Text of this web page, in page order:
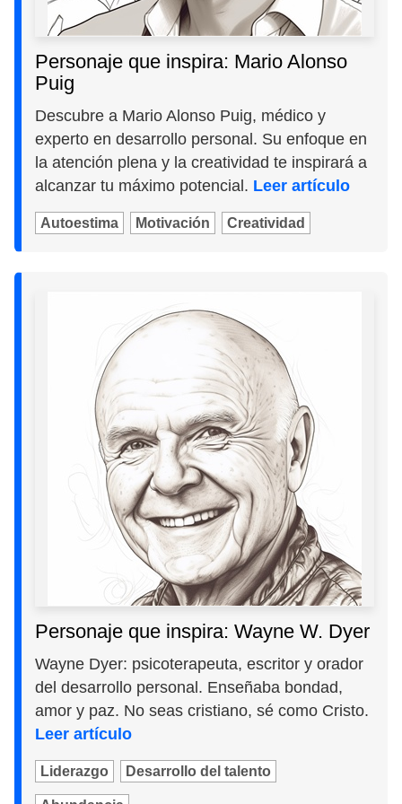
Personaje que inspira: Mario Alonso
Puig
Descubre a Mario Alonso Puig, médico y
experto en desarrollo personal. Su enfoque en
la atención plena y la creatividad te inspirará a
alcanzar tu máximo potencial. Leer artículo
Autoestima Motivación Creatividad
Personaje que inspira: Wayne W. Dyer
Wayne Dyer: psicoterapeuta, escritor y orador
del desarrollo personal. Enseñaba bondad,
amor y paz. No seas cristiano, sé como Cristo.
Leer artículo
Liderazgo Desarrollo del talento